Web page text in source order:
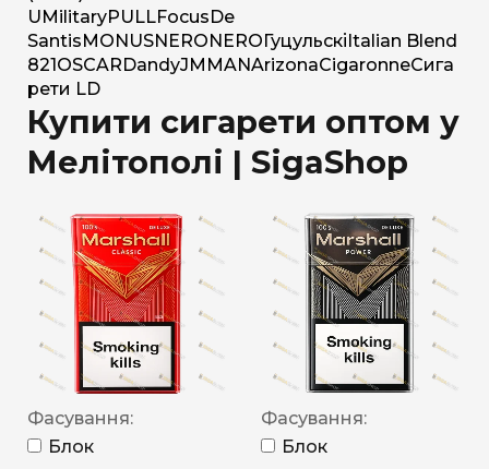
U MilitaryPULLFocus De
Santis MONUSNERO NERO Гуцульскі Italian Blend
821 OSCAR DandyJM MANArizonaCigaronneСига
рети LD
Купити сигарети оптом у
Мелітополі | SigaShop
Фасування:
Блок
Фасування:
Блок